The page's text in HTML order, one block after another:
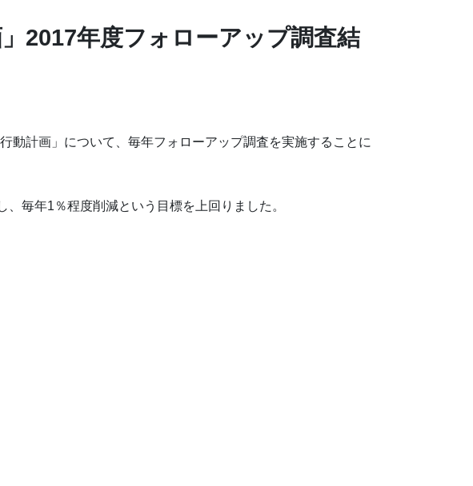
2017年度フォローアップ調査結
動計画」について、毎年フォローアップ調査を実施することに
毎年1％程度削減という目標を上回りました。